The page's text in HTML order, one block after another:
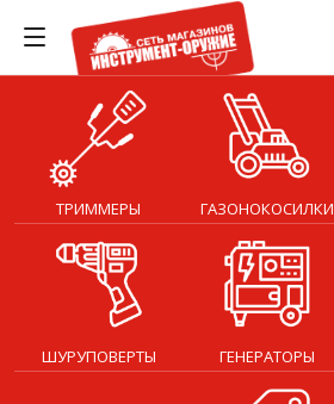
ТРИММЕРЫ ГАЗОНОКОСИЛКИ
ШУРУПОВЕРТЫ ГЕНЕРАТОРЫ